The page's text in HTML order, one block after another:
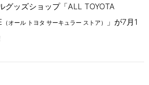
グッズショップ「ALL TOYOTA
（オール トヨタ サーキュラー ストア）
」が7月1